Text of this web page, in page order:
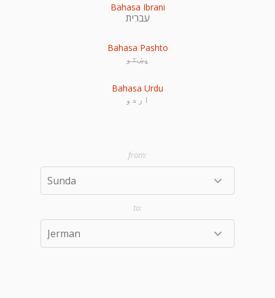
Bahasa Ibrani
עִברִית
Bahasa Pashto
پښتو
Bahasa Urdu
اردو